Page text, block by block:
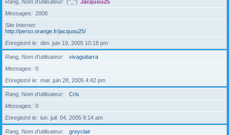
Rang, Nom d’utilisateur (°_°) Jacquou25
Messages
2008
Site Internet
http://perso.orange.fr/jacquou25/
Enregistré le
dim. juin 19, 2005 10:18 pm
Rang, Nom d’utilisateur
vivaguitarra
Messages
0
Enregistré le
mar. juin 28, 2005 4:42 pm
Rang, Nom d’utilisateur
Cris
Messages
0
Enregistré le
lun. juil. 04, 2005 9:14 am
Rang, Nom d’utilisateur
greyclair